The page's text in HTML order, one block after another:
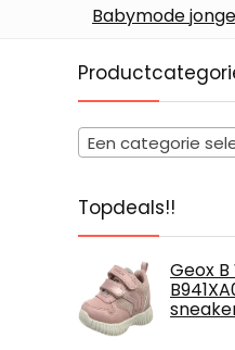
Babymode
Een categorie
Topdeals!!
Geox B